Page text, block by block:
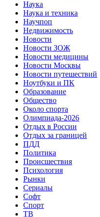
Наука
Наука и техника
Научпоп
Недвижимость
Новости
Новости ЗОЖ
Новости медицины
Новости Москвы
Новости путешествий
Ноутбуки и ПК
Образование
Общество
Около спорта
Олимпиада-2026
Отдых в России
Отдых за границей
ПДД
Политика
Происшествия
Психология
Рынки
Сериалы
Софт
Спорт
ТВ